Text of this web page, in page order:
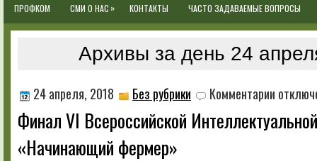
ПРОФКОМ СМИ О НАС » КОНТАКТЫ ЧАСТО ЗАДАВАЕМЫЕ ВОПРОСЫ
Архивы за день 24
24 апреля, 2018 Без рубрики Комментарии записи
Финал
VI
Финал VI Всероссийской
«Начинающий фермер»